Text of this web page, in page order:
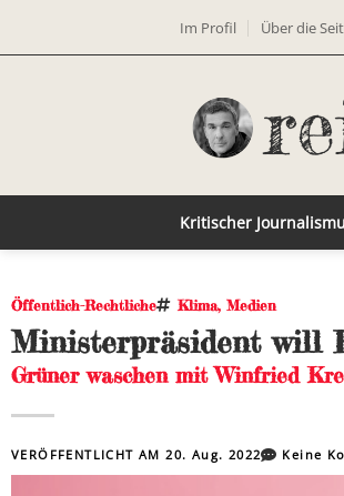
Im Profil Über die
Kritischer
Öffentlich-Rechtliche Klima, Medien
Ministerpräsident will
Grüner waschen mit Winfried
VERÖFFENTLICHT AM20. Aug. 2022 Keine